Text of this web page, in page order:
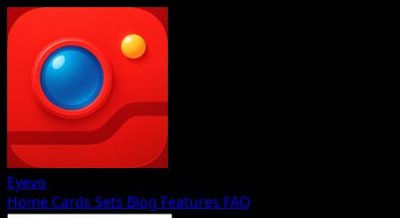
Eyevo
Home Cards Sets Blog Features FAQ